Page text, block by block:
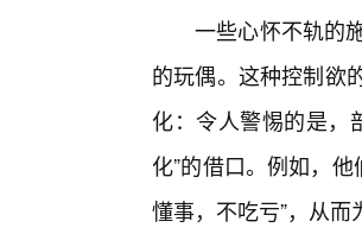
一些心怀不轨的
的玩偶。这种控制欲
化：令人警惕的是，
化”的借口。例如，
懂事，不吃亏”，从